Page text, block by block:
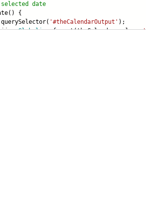
date
{
'#theCalendarOutput' );
Globalize.format(theCalendar.value,